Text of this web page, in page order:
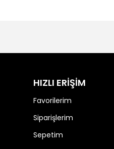
HIZLI ERİŞİM
Favorilerim
Siparişlerim
Sepetim